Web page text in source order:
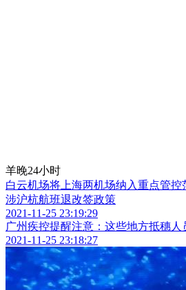
羊晚24小时
白云机场将上海两机场纳入重点管控
涉沪杭航班退改签政策
2021-11-25 23:19:29
广州疾控提醒注意：这些地方抵穗人
2021-11-25 23:18:27